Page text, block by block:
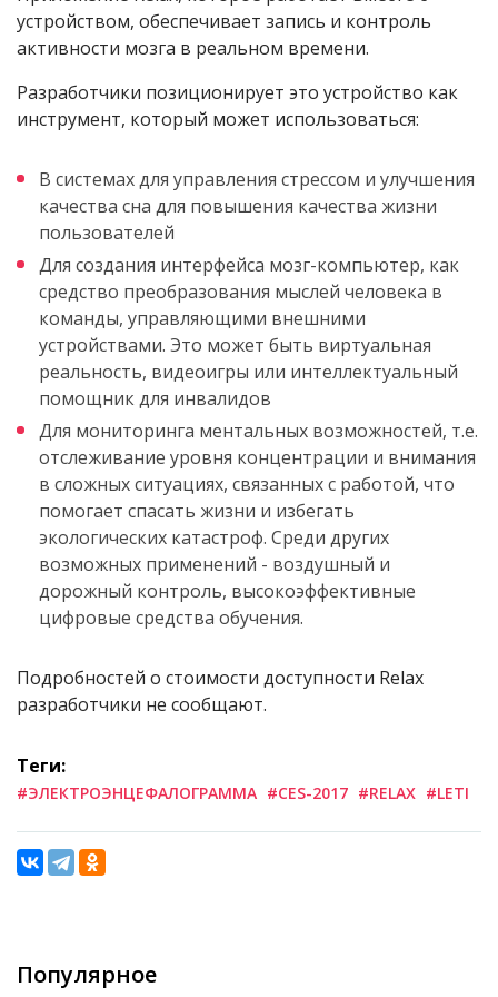
устройством, обеспечивает запись и контроль
активности мозга в реальном времени.
Разработчики позиционирует это устройство как
инструмент, который может использоваться:
В системах для управления стрессом и улучшения
качества сна для повышения качества жизни
пользователей
Для создания интерфейса мозг-компьютер, как
средство преобразования мыслей человека в
команды, управляющими внешними
устройствами. Это может быть виртуальная
реальность, видеоигры или интеллектуальный
помощник для инвалидов
Для мониторинга ментальных возможностей, т.е.
отслеживание уровня концентрации и внимания
в сложных ситуациях, связанных с работой, что
помогает спасать жизни и избегать
экологических катастроф. Среди других
возможных применений - воздушный и
дорожный контроль, высокоэффективные
цифровые средства обучения.
Подробностей о стоимости доступности Relax
разработчики не сообщают.
Теги:
#ЭЛЕКТРОЭНЦЕФАЛОГРАММА #CES-2017 #RELAX #LETI
Популярное